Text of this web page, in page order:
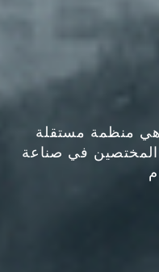
هي منظمة مستقلة
في صناعة